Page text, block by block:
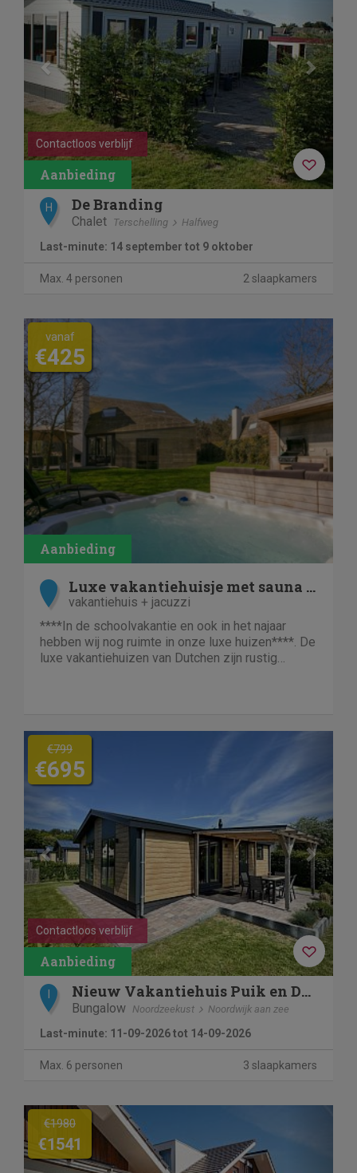
Contactloos verblijf
H De Branding
Chalet Terschelling Halfweg
Last-minute: 14 september tot 9 oktober
Max. 4 personen 2 slaapkamers
vanaf
€425
Luxe vakantiehuisje met sauna en whirlpool
vakantiehuis + jacuzzi
****In de schoolvakantie en ook in het najaar
hebben wij nog ruimte in onze luxe huizen****. De
luxe vakantiehuizen van Dutchen zijn rustig
Previous
Contactloos verblijf
€799
€695
Nieuw Vakantiehuis Puik en Duin 5a
Bungalow Noordzeekust Noordwijk aan zee
Last-minute: 11-09-2026 tot 14-09-2026
Max. 6 personen 3 slaapkamers
Previous
€1980
€1541